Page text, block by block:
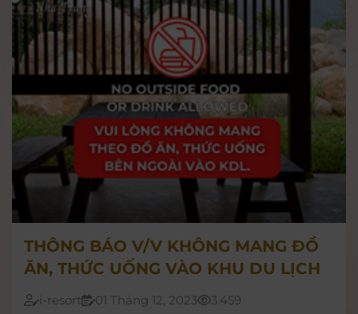
THÔNG BÁO V/V KHÔNG MANG ĐỒ
ĂN, THỨC UỐNG VÀO KHU DU LỊCH
i-resort 01 Tháng 12, 2023
3.459